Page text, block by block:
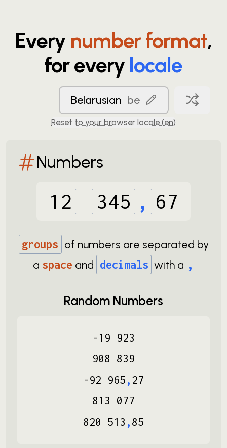
Every number format,
for every locale
Belarusian be
Reset to your browser locale (en)
Numbers
12 345 , 67
groups of numbers are separated by
a space and decimals with a ,
Random Numbers
-19 923
908 839
-92 965,27
813 077
820 513 ,85